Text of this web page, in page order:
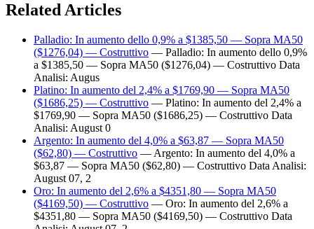
Related Articles
Palladio: In aumento dello 0,9% a $1385,50 — Sopra MA50
($1276,04) — Costruttivo — Palladio: In aumento dello 0,9%
a $1385,50 — Sopra MA50 ($1276,04) — Costruttivo Data
Analisi: Augus
Platino: In aumento del 2,4% a $1769,90 — Sopra MA50
($1686,25) — Costruttivo — Platino: In aumento del 2,4% a
$1769,90 — Sopra MA50 ($1686,25) — Costruttivo Data
Analisi: August 0
Argento: In aumento del 4,0% a $63,87 — Sopra MA50
($62,80) — Costruttivo — Argento: In aumento del 4,0% a
$63,87 — Sopra MA50 ($62,80) — Costruttivo Data Analisi:
August 07, 2
Oro: In aumento del 2,6% a $4351,80 — Sopra MA50
($4169,50) — Costruttivo — Oro: In aumento del 2,6% a
$4351,80 — Sopra MA50 ($4169,50) — Costruttivo Data